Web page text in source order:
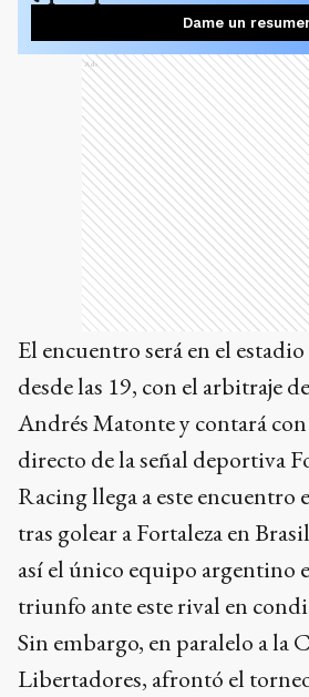
Dame un
Ads
El encuentro será en el
desde las 19, con el arbitraje
Andrés Matonte y contará
directo de la señal deportiva
Racing llega a este encuentro
tras golear a Fortaleza en
así el único equipo argentino
triunfo ante este rival en
Sin embargo, en paralelo a la
Libertadores, afrontó el